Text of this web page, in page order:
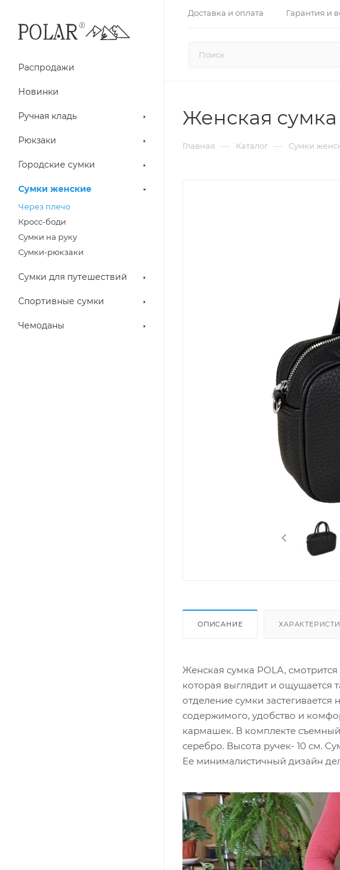
Доставка и оплата Гарантия и
Распродажи
Новинки
Ручная кладь
Рюкзаки
Городские сумки
Сумки женские
Через плечо
Кросс-боди
Сумки на руку
Сумки-рюкзаки
Сумки для путешествий
Спортивные сумки
Чемоданы
Женская сумка
Главная — Каталог — Сумки
ОПИСАНИЕ
Женская сумка POLA,
которая выглядит и ощущается
отделение сумки
содержимого, удобство и
кармашек. В комплекте
серебро. Высота ручек- 10 см.
Ее минималистичный дизайн